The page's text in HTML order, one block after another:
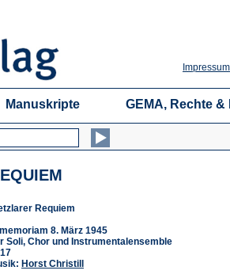
Impressum
Manuskripte GEMA, Rechte &
Requiem
memoriam 8. März 1945
Soli, Chor und Instrumentalensemble
Horst Christill